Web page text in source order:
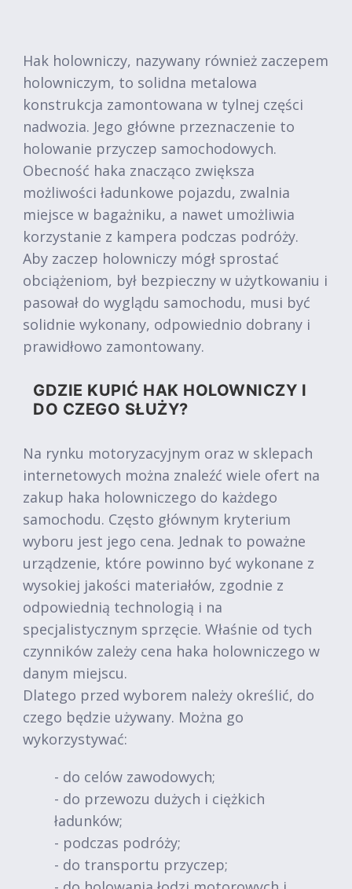
Hak holowniczy, nazywany również zaczepem
holowniczym, to solidna metalowa
konstrukcja zamontowana w tylnej części
nadwozia. Jego główne przeznaczenie to
holowanie przyczep samochodowych.
Obecność haka znacząco zwiększa
możliwości ładunkowe pojazdu, zwalnia
miejsce w bagażniku, a nawet umożliwia
korzystanie z kampera podczas podróży.
Aby zaczep holowniczy mógł sprostać
obciążeniom, był bezpieczny w użytkowaniu i
pasował do wyglądu samochodu, musi być
solidnie wykonany, odpowiednio dobrany i
prawidłowo zamontowany.
GDZIE KUPIĆ HAK HOLOWNICZY I
DO CZEGO SŁUŻY?
Na rynku motoryzacyjnym oraz w sklepach
internetowych można znaleźć wiele ofert na
zakup haka holowniczego do każdego
samochodu. Często głównym kryterium
wyboru jest jego cena. Jednak to poważne
urządzenie, które powinno być wykonane z
wysokiej jakości materiałów, zgodnie z
odpowiednią technologią i na
specjalistycznym sprzęcie. Właśnie od tych
czynników zależy cena haka holowniczego w
danym miejscu.
Dlatego przed wyborem należy określić, do
czego będzie używany. Można go
wykorzystywać:
- do celów zawodowych;
- do przewozu dużych i ciężkich
ładunków;
- podczas podróży;
- do transportu przyczep;